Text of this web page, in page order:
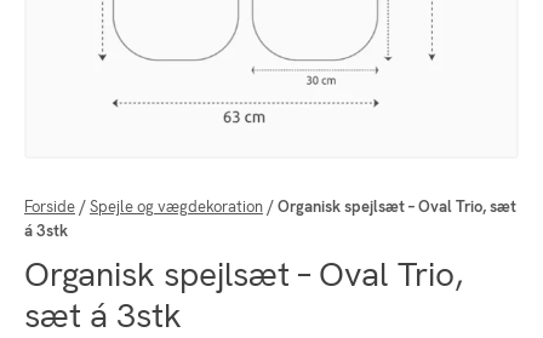
Forside /Spejle og vægdekoration /Organisk spejlsæt – Oval Trio, sæt
á 3stk
Organisk spejlsæt – Oval Trio,
sæt á 3stk